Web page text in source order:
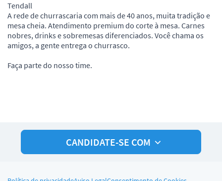
Tendall
A rede de churrascaria com mais de 40 anos, muita tradição e
mesa cheia. Atendimento premium do corte à mesa. Carnes
nobres, drinks e sobremesas diferenciados. Você chama os
amigos, a gente entrega o churrasco.
Faça parte do nosso time.
CANDIDATE-SE COM